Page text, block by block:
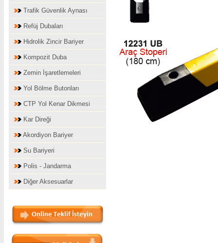
Trafik Güvenlik Aynası
Refüj Dubaları
Hidrolik Zincir Bariyer
Kompozit Duba
Zemin İşaretlemeleri
Yol Bölme Butonları
CTP Yol Kenar Dikmesi
Kar Direği
Akordiyon Bariyer
Su Bariyeri
Polis - Jandarma
Diğer Aksesuarlar